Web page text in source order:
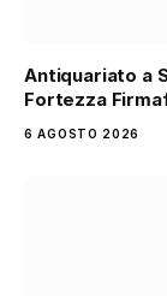
Antiquariato a
Fortezza
6 AGOSTO 2026